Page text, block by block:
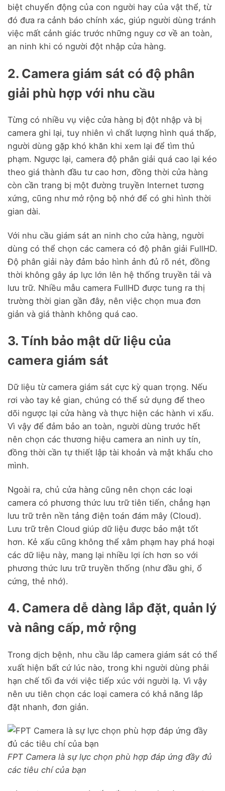
biệt chuyển động của con người hay của vật thể, từ
đó đưa ra cảnh báo chính xác, giúp người dùng tránh
việc mất cảnh giác trước những nguy cơ về an toàn,
an ninh khi có người đột nhập cửa hàng.
2. Camera giám sát có độ phân
giải phù hợp với nhu cầu
Từng có nhiều vụ việc cửa hàng bị đột nhập và bị
camera ghi lại, tuy nhiên vì chất lượng hình quá thấp,
người dùng gặp khó khăn khi xem lại để tìm thủ
phạm. Ngược lại, camera độ phân giải quá cao lại kéo
theo giá thành đầu tư cao hơn, đồng thời cửa hàng
còn cần trang bị một đường truyền Internet tương
xứng, cũng như mở rộng bộ nhớ để có ghi hình thời
gian dài.
Với nhu cầu giám sát an ninh cho cửa hàng, người
dùng có thể chọn các camera có độ phân giải FullHD.
Độ phân giải này đảm bảo hình ảnh đủ rõ nét, đồng
thời không gây áp lực lớn lên hệ thống truyền tải và
lưu trữ. Nhiều mẫu camera FullHD được tung ra thị
trường thời gian gần đây, nên việc chọn mua đơn
giản và giá thành không quá cao.
3. Tính bảo mật dữ liệu của
camera giám sát
Dữ liệu từ camera giám sát cực kỳ quan trọng. Nếu
rơi vào tay kẻ gian, chúng có thể sử dụng để theo
dõi ngược lại cửa hàng và thực hiện các hành vi xấu.
Vì vậy để đảm bảo an toàn, người dùng trước hết
nên chọn các thương hiệu camera an ninh uy tín,
đồng thời cần tự thiết lập tài khoản và mật khẩu cho
mình.
Ngoài ra, chủ cửa hàng cũng nên chọn các loại
camera có phương thức lưu trữ tiên tiến, chẳng hạn
lưu trữ trên nền tảng điện toán đám mây (Cloud).
Lưu trữ trên Cloud giúp dữ liệu được bảo mật tốt
hơn. Kẻ xấu cũng không thể xâm phạm hay phá hoại
các dữ liệu này, mang lại nhiều lợi ích hơn so với
phương thức lưu trữ truyền thống (như đầu ghi, ổ
cứng, thẻ nhớ).
4. Camera dễ dàng lắp đặt, quản lý
và nâng cấp, mở rộng
Trong dịch bệnh, nhu cầu lắp camera giám sát có thể
xuất hiện bất cứ lúc nào, trong khi người dùng phải
hạn chế tối đa với việc tiếp xúc với người lạ. Vì vậy
nên ưu tiên chọn các loại camera có khả năng lắp
đặt nhanh, đơn giản.
FPT Camera là sự lực chọn phù hợp đáp ứng đầy đủ
các tiêu chí của bạn